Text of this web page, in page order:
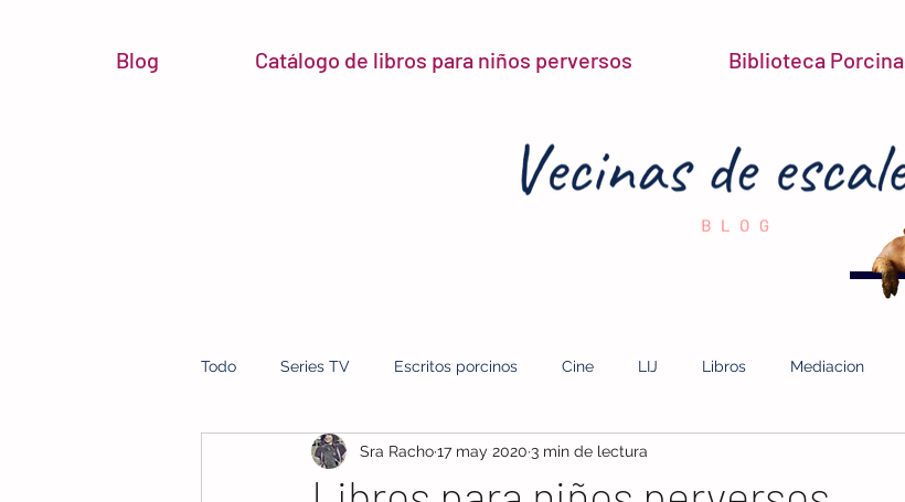
Blog Catálogo de libros para niños perversos Biblioteca Porcina
Todo Series TV Escritos porcinos Cine LIJ Libros Mediacion
micro reseñas Sra Racho17 may 2020 3 min de lectura